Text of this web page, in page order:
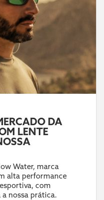
DA
LENTE
Water, marca
alta performance
com
nossa prática.